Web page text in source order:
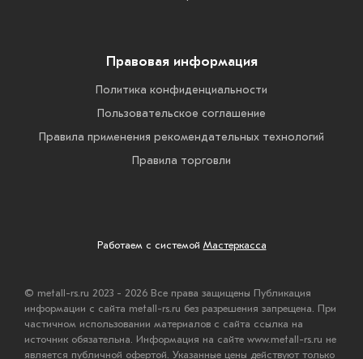
Правовая информация
Политика конфиденциальности
Пользовательское соглашение
Правила применения рекомендательных технологий
Правила торговли
Работаем с системой Мастеркасса
© metall-rs.ru 2023 - 2026 Все права защищены Публикация
информации с сайта metall-rs.ru без разрешения запрещена. При
частичном использовании материалов с сайта ссылка на
источник обязательна. Информация на сайте www.metall-rs.ru не
является публичной офертой. Указанные цены действуют только